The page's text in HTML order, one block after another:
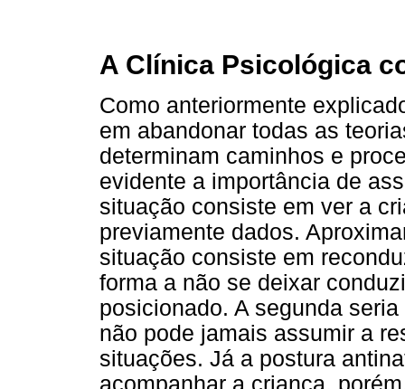
A Clínica Psicológica
Como anteriormente
em abandonar todas as
determinam caminhos e
evidente a importância de
situação consiste em ver a
previamente dados.
situação consiste em
forma a não se deixar
posicionado. A segunda
não pode jamais assumir a
situações. Já a postura
acompanhar a criança,